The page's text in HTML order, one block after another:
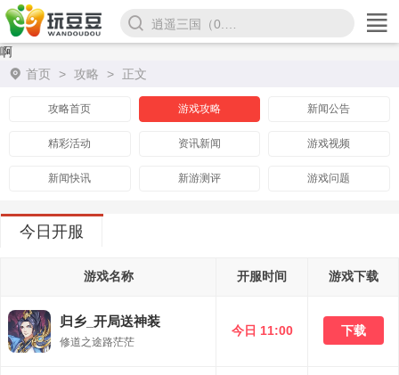
啊
首页 > 攻略 > 正文
攻略首页 游戏攻略 新闻公告
精彩活动 资讯新闻 游戏视频
新闻快讯 新游测评 游戏问题
今日开服
游戏名称 开服时间 游戏下载
归乡_开局送神装
修道之途路茫茫
今日 11:00 下载